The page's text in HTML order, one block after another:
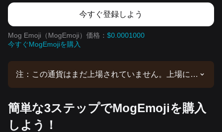
今すぐ登録しよう
Mog Emoji（MogEmoji）価格： $0.0001000
今すぐMogEmojiを購入
注：この通貨はまだ上場されていません。上場に関
って購入できます。Bitgetで上場されているすべて
の暗号資産に同じチュートリアルが適用されます。
簡単な3ステップでMogEmojiを購入
しよう！